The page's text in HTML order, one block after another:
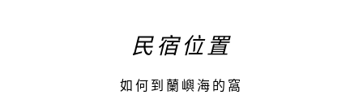
民宿位置
如何到蘭嶼海的窩